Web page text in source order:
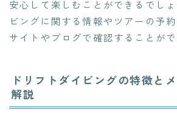
安心して楽しむことができるでし
ビングに関する情報やツアーの予
サイトやブログで確認することがで
ドリフトダイビングの特徴と
解説